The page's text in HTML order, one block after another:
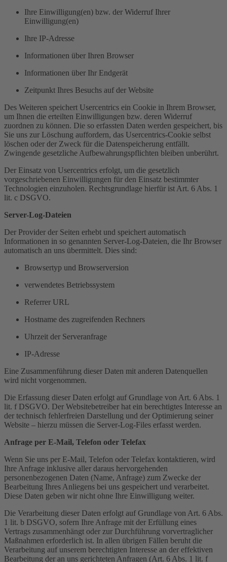
Ihre Einwilligung(en) bzw. der Widerruf Ihrer
Einwilligung(en)
Ihre IP-Adresse
Informationen über Ihren Browser
Informationen über Ihr Endgerät
Zeitpunkt Ihres Besuchs auf der Website
Des Weiteren speichert Usercentrics ein Cookie in Ihrem Browser,
um Ihnen die erteilten Einwilligungen bzw. deren Widerruf
zuordnen zu können. Die so erfassten Daten werden gespeichert, bis
Sie uns zur Löschung auffordern, das Usercentrics-Cookie selbst
löschen oder der Zweck für die Datenspeicherung entfällt.
Zwingende gesetzliche Aufbewahrungspflichten bleiben unberührt.
Der Einsatz von Usercentrics erfolgt, um die gesetzlich
vorgeschriebenen Einwilligungen für den Einsatz bestimmter
Technologien einzuholen. Rechtsgrundlage hierfür ist Art. 6 Abs. 1
lit. c DSGVO.
Server-Log-Dateien
Der Provider der Seiten erhebt und speichert automatisch
Informationen in so genannten Server-Log-Dateien, die Ihr Browser
automatisch an uns übermittelt. Dies sind:
Browsertyp und Browserversion
verwendetes Betriebssystem
Referrer URL
Hostname des zugreifenden Rechners
Uhrzeit der Serveranfrage
IP-Adresse
Eine Zusammenführung dieser Daten mit anderen Datenquellen
wird nicht vorgenommen.
Die Erfassung dieser Daten erfolgt auf Grundlage von Art. 6 Abs. 1
lit. f DSGVO. Der Websitebetreiber hat ein berechtigtes Interesse an
der technisch fehlerfreien Darstellung und der Optimierung seiner
Website – hierzu müssen die Server-Log-Files erfasst werden.
Anfrage per E-Mail, Telefon oder Telefax
Wenn Sie uns per E-Mail, Telefon oder Telefax kontaktieren, wird
Ihre Anfrage inklusive aller daraus hervorgehenden
personenbezogenen Daten (Name, Anfrage) zum Zwecke der
Bearbeitung Ihres Anliegens bei uns gespeichert und verarbeitet.
Diese Daten geben wir nicht ohne Ihre Einwilligung weiter.
Die Verarbeitung dieser Daten erfolgt auf Grundlage von Art. 6 Abs.
1 lit. b DSGVO, sofern Ihre Anfrage mit der Erfüllung eines
Vertrags zusammenhängt oder zur Durchführung vorvertraglicher
Maßnahmen erforderlich ist. In allen übrigen Fällen beruht die
Verarbeitung auf unserem berechtigten Interesse an der effektiven
Bearbeitung der an uns gerichteten Anfragen (Art. 6 Abs. 1 lit. f